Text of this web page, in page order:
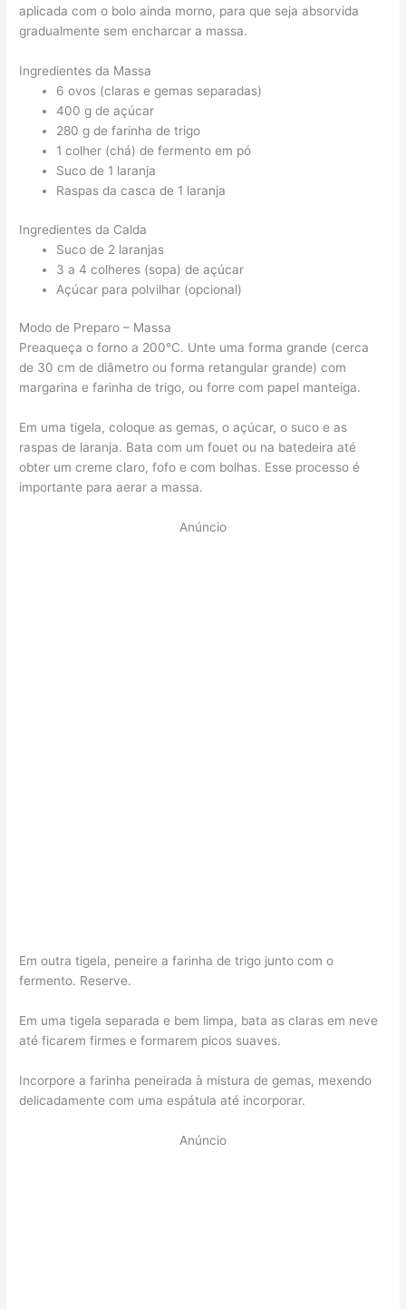
aplicada com o bolo ainda morno, para que seja absorvida
gradualmente sem encharcar a massa.
Ingredientes da Massa
6 ovos (claras e gemas separadas)
400 g de açúcar
280 g de farinha de trigo
1 colher (chá) de fermento em pó
Suco de 1 laranja
Raspas da casca de 1 laranja
Ingredientes da Calda
Suco de 2 laranjas
3 a 4 colheres (sopa) de açúcar
Açúcar para polvilhar (opcional)
Modo de Preparo – Massa
Preaqueça o forno a 200°C. Unte uma forma grande (cerca
de 30 cm de diâmetro ou forma retangular grande) com
margarina e farinha de trigo, ou forre com papel manteiga.
Em uma tigela, coloque as gemas, o açúcar, o suco e as
raspas de laranja. Bata com um fouet ou na batedeira até
obter um creme claro, fofo e com bolhas. Esse processo é
importante para aerar a massa.
Anúncio
Em outra tigela, peneire a farinha de trigo junto com o
fermento. Reserve.
Em uma tigela separada e bem limpa, bata as claras em neve
até ficarem firmes e formarem picos suaves.
Incorpore a farinha peneirada à mistura de gemas, mexendo
delicadamente com uma espátula até incorporar.
Anúncio